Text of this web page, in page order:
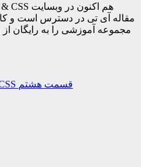
مقاله آی تی در دسترس است و
مجموعه آموزشی را به رایگان